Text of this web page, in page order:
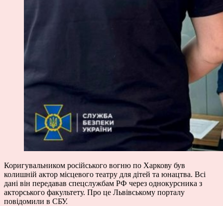
Коригувальником російського вогню по Харкову був
колишній актор місцевого театру для дітей та юнацтва. Всі
дані він передавав спецслужбам РФ через однокурсника з
акторського факультету. Про це Львівському порталу
повідомили в СБУ.